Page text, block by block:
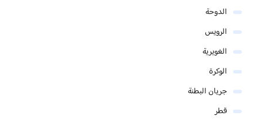
الدوحة
الرويس
الغويرية
الوكرة
جريان البطنة
قطر